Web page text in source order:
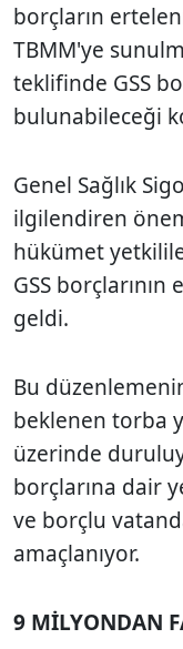
borçların
TBMM'ye
teklifinde GSS
bulunabileceği
Genel Sağlık
ilgilendiren
hükümet
GSS
geldi.
Bu
beklenen torba
üzerinde
borçlarına dair
ve borçlu
amaçlanıyor.
9 MİLYONDAN